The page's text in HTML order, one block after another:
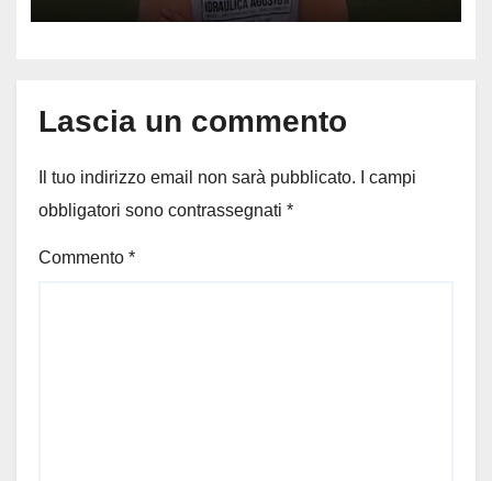
per il 19enne morto in mare
Lascia un commento
Il tuo indirizzo email non sarà pubblicato.
I campi
obbligatori sono contrassegnati *
Commento *